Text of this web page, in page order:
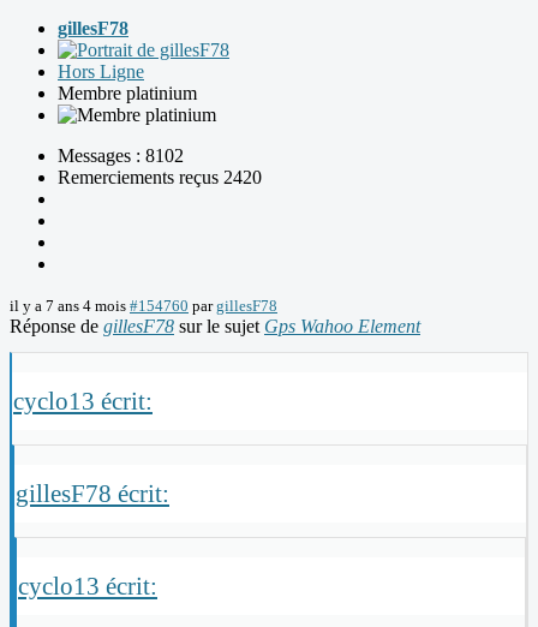
gillesF78
Hors Ligne
Membre platinium
Messages : 8102
Remerciements reçus 2420
il y a 7 ans 4 mois #154760 pargillesF78
Réponse de gillesF78 sur le sujet Gps Wahoo Element
cyclo13 écrit:
gillesF78 écrit:
cyclo13 écrit: